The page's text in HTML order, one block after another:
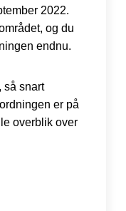
2022.
og du
endnu.
så snart
er på
overblik over